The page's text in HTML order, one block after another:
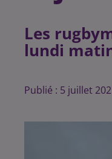
Les
lundi
Publié : 5 juillet